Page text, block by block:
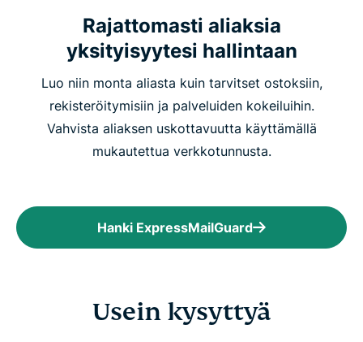
Rajattomasti aliaksia
yksityisyytesi hallintaan
Luo niin monta aliasta kuin tarvitset ostoksiin,
rekisteröitymisiin ja palveluiden kokeiluihin.
Vahvista aliaksen uskottavuutta käyttämällä
mukautettua verkkotunnusta.
Hanki ExpressMailGuard
Usein kysyttyä